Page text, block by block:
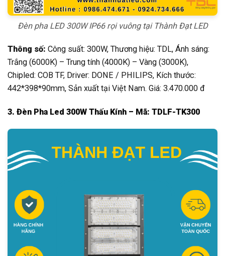
Đèn pha LED 300W IP66 rọi vuông tại Thành Đạt LED
Thông số: Công suất: 300W, Thương hiệu: TDL, Ánh sáng:
Trắng (6000K) – Trung tính (4000K) – Vàng (3000K),
Chipled: COB TF, Driver: DONE / PHILIPS, Kích thước:
442*398*90mm, Sản xuất tại Việt Nam. Giá: 3.470.000 đ
3. Đèn Pha Led 300W Thấu Kính – Mã: TDLF-TK300